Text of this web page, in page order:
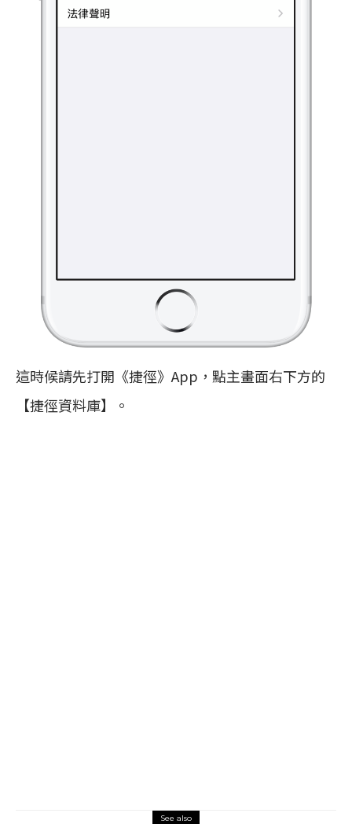
這時候請先打開《捷徑》App，點主畫面右下方的
【捷徑資料庫】。
See also